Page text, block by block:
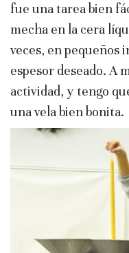
fue una tarea bien
mecha en la cera
veces, en pequeños
espesor deseado. A
actividad, y tengo
una vela bien bonita.